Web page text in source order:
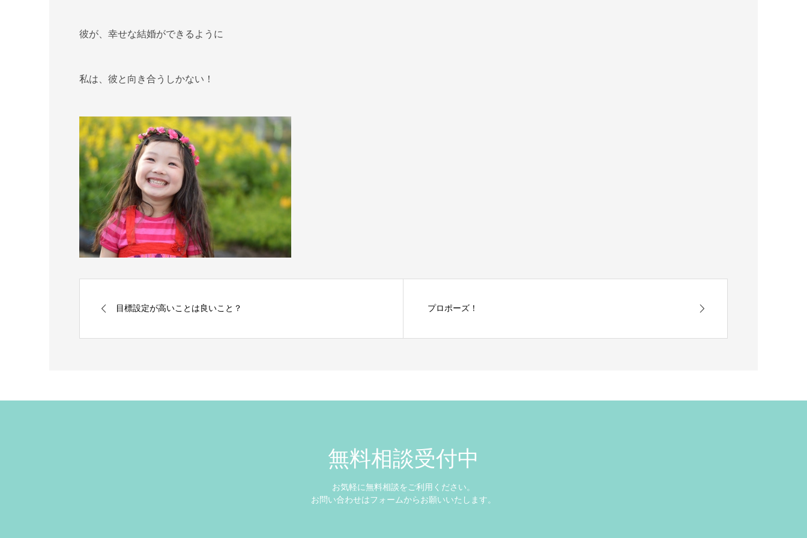
彼が、幸せな結婚ができるように
私は、彼と向き合うしかない！
目標設定が高いことは良いこと？ プロポーズ！
無料相談受付中
お気軽に無料相談をご利用ください。
お問い合わせはフォームからお願いいたします。